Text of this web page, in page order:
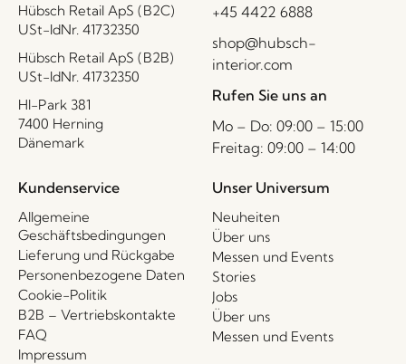
Hübsch Retail ApS (B2C)
USt-IdNr. 41732350
Hübsch Retail ApS (B2B)
USt-IdNr. 41732350
HI-Park 381
7400 Herning
Dänemark
+45 4422 6888
shop@hubsch-
interior.com
Rufen Sie uns an
Mo – Do: 09:00 – 15:00
Freitag: 09:00 – 14:00
Kundenservice
Allgemeine
Geschäftsbedingungen
Lieferung und Rückgabe
Personenbezogene Daten
Cookie-Politik
B2B – Vertriebskontakte
FAQ
Impressum
Unser Universum
Neuheiten
Über uns
Messen und Events
Stories
Jobs
Über uns
Messen und Events